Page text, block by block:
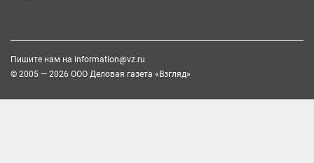
Пишите нам на information@vz.ru
© 2005 — 2026 ООО Деловая газета «Взгляд»